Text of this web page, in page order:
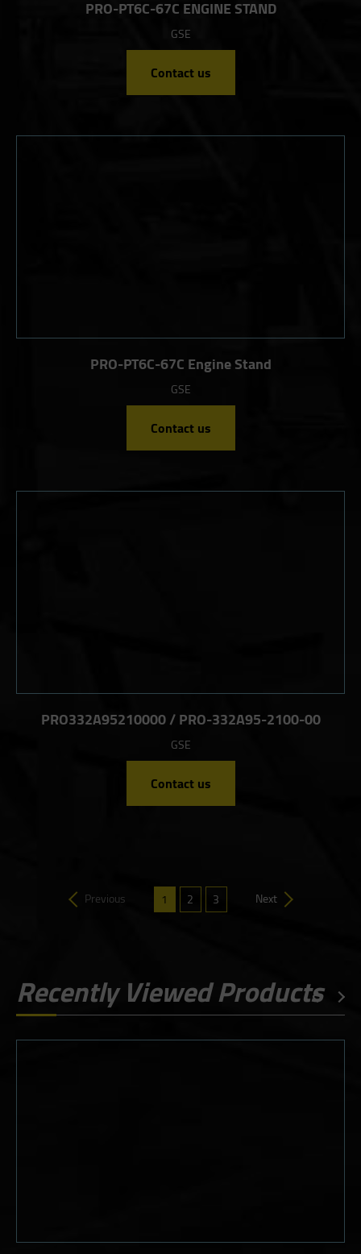
PRO-PT6C-67C ENGINE STAND
GSE
Contact us
PRO-PT6C-67C Engine Stand
GSE
Contact us
PRO332A95210000 / PRO-332A95-2100-00
GSE
Contact us
Previous 1 2 3 Next
Recently Viewed Products